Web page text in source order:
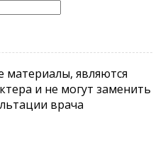
являются
и не могут заменить
врача